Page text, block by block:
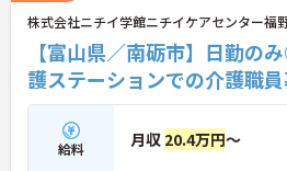
株式会社ニチイ学館ニチイケアセンター福
【富山県／南砺市】日勤の
護ステーションでの介護職
給料 月収 20.4万円～